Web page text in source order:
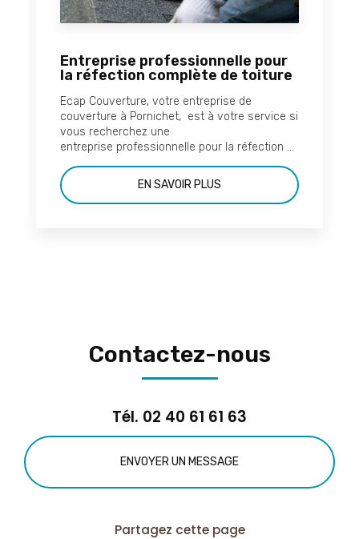
Entreprise professionnelle pour
la réfection complète de toiture
Ecap Couverture, votre entreprise de
couverture à Pornichet, est à votre service si
vous recherchez une
entreprise professionnelle pour la réfection ...
EN SAVOIR PLUS
Contactez-nous
Tél. 02 40 61 61 63
ENVOYER UN MESSAGE
Partagez cette page